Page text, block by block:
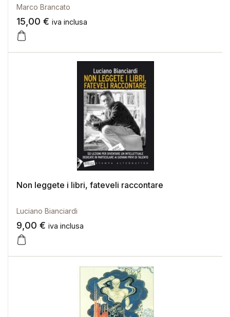
Marco Brancato
15,00 € iva inclusa
Non leggete i libri, fateveli raccontare
Luciano Bianciardi
9,00 € iva inclusa